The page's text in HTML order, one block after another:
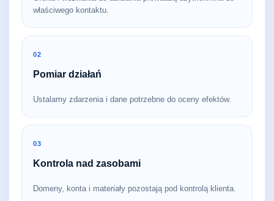
właściwego kontaktu.
02
Pomiar działań
Ustalamy zdarzenia i dane potrzebne do oceny efektów.
03
Kontrola nad zasobami
Domeny, konta i materiały pozostają pod kontrolą klienta.